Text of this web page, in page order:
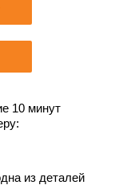
10 минут
из деталей